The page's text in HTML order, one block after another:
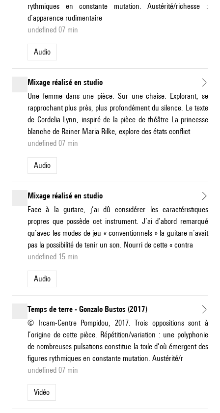
rythmiques en constante mutation. Austérité/richesse :
d’apparence rudimentaire
undefined 07 min
Audio
Mixage réalisé en studio
Une femme dans une pièce. Sur une chaise. Explorant, se
rapprochant plus près, plus profondément du silence. Le texte
de Cordelia Lynn, inspiré de la pièce de théâtre La princesse
blanche de Rainer Maria Rilke, explore des états conflict
undefined 07 min
Audio
Mixage réalisé en studio
Face à la guitare, j’ai dû considérer les caractéristiques
propres que possède cet instrument. J’ai d’abord remarqué
qu’avec les modes de jeu « conventionnels » la guitare n’avait
pas la possibilité de tenir un son. Nourri de cette « contra
undefined 15 min
Audio
Temps de terre - Gonzalo Bustos (2017)
© Ircam-Centre Pompidou, 2017. Trois oppositions sont à
l’origine de cette pièce. Répétition/variation : une polyphonie
de nombreuses pulsations constitue la toile d’où émergent des
figures rythmiques en constante mutation. Austérité/r
undefined 07 min
Vidéo